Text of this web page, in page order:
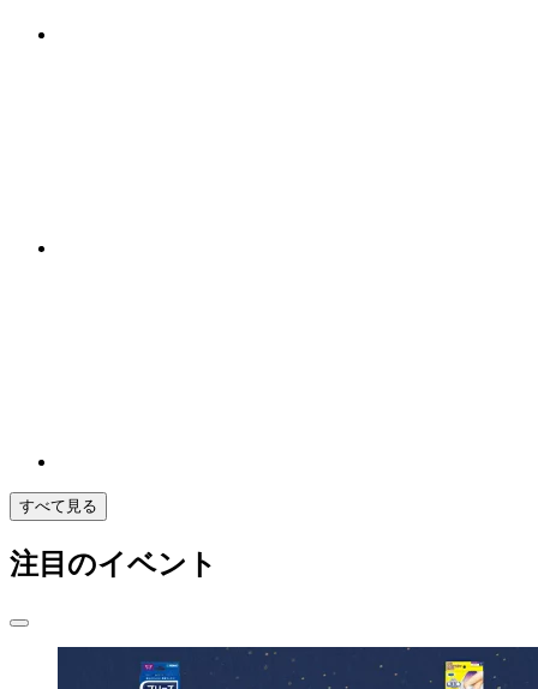
すべて見る
注目のイベント